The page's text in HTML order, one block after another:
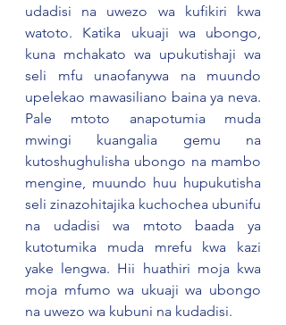
udadisi na uwezo wa kufikiri kwa
watoto. Katika ukuaji wa ubongo,
kuna mchakato wa upukutishaji wa
seli mfu unaofanywa na muundo
upelekao mawasiliano baina ya neva.
Pale mtoto anapotumia muda
mwingi kuangalia gemu na
kutoshughulisha ubongo na mambo
mengine, muundo huu hupukutisha
seli zinazohitajika kuchochea ubunifu
na udadisi wa mtoto baada ya
kutotumika muda mrefu kwa kazi
yake lengwa. Hii huathiri moja kwa
moja mfumo wa ukuaji wa ubongo
na uwezo wa kubuni na kudadisi.